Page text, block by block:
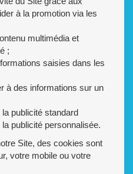
à la promotion via les
multimédia et
;
saisies dans les
à des informations sur un
publicité standard
publicité personnalisée.
Site, des cookies sont
votre mobile ou votre